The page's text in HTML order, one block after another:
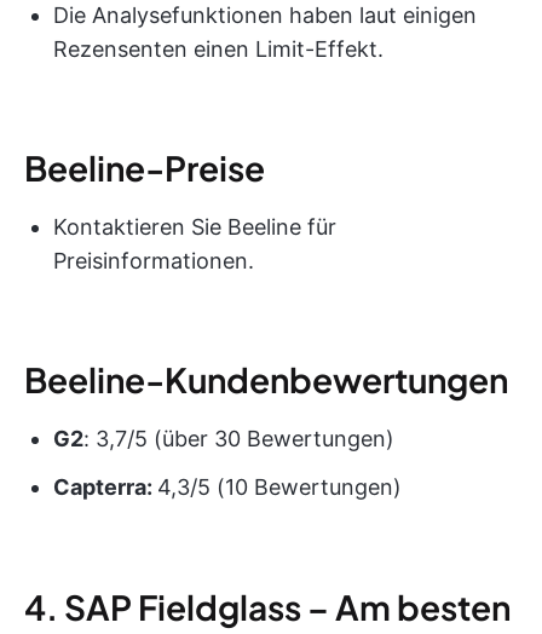
Die Analysefunktionen haben laut einigen
Rezensenten einen Limit-Effekt.
Beeline-Preise
Kontaktieren Sie Beeline für
Preisinformationen.
Beeline-Kundenbewertungen
G2: 3,7/5 (über 30 Bewertungen)
Capterra: 4,3/5 (10 Bewertungen)
4. SAP Fieldglass – Am besten